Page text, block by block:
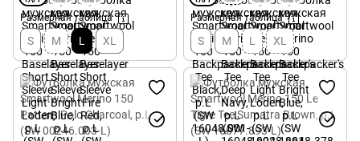
Размерная таблица
S M L XL
Размерная таблица
S M L XL